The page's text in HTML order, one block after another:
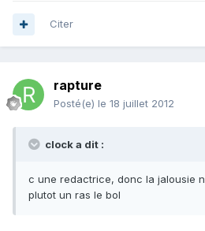
Citer
rapture
Posté(e) le 18 juillet 2012
clock a dit :
c une redactrice, donc la jalousie
plutot un ras le bol